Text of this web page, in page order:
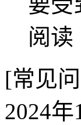
阅读
[常见
2024年